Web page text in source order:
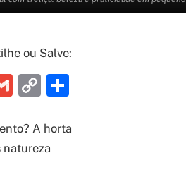
ou Salve:
Gmail
Copy
A horta
natureza